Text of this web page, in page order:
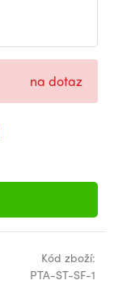
na dotaz
Kód zboží:
PTA-ST-SF-1